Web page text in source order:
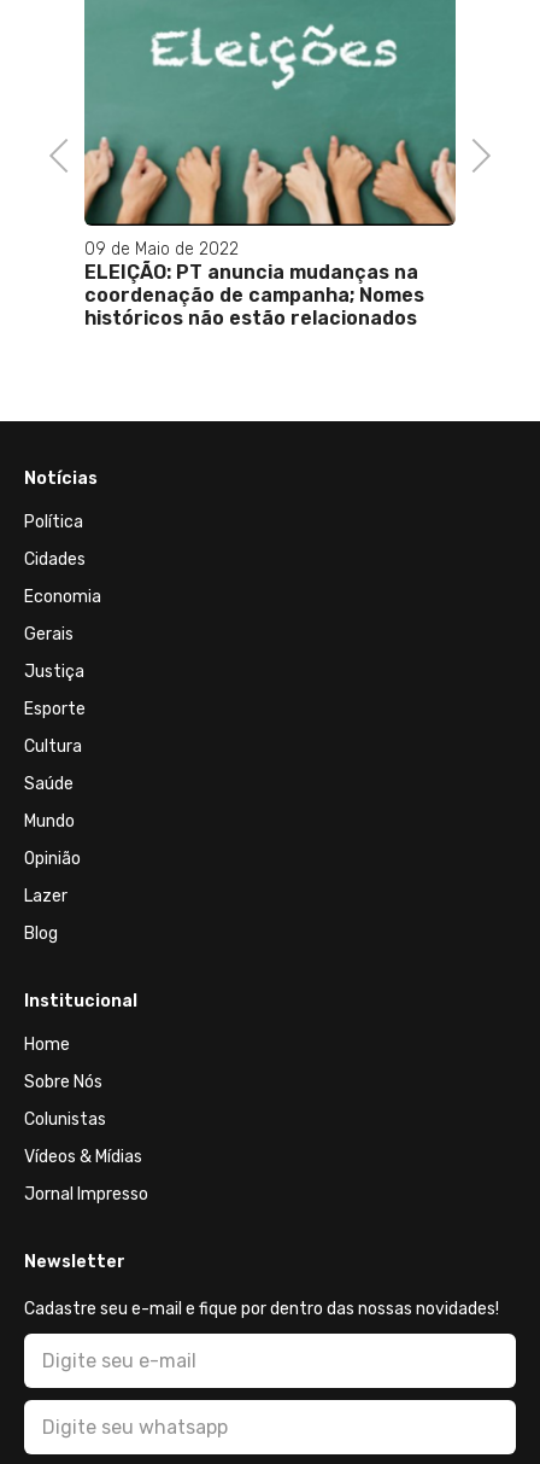
Previous
mudanças na
Nomes
01 de Fevereiro de 2025
Haddad rebate críticas e defende
política fiscal do governo
Next
Notícias
Política
Cidades
Economia
Gerais
Justiça
Esporte
Cultura
Saúde
Mundo
Opinião
Lazer
Blog
Institucional
Home
Sobre Nós
Colunistas
Vídeos & Mídias
Jornal Impresso
Newsletter
Cadastre seu e-mail e fique por dentro das nossas novidades!